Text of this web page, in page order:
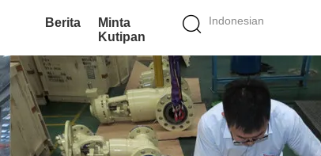
Indonesian
Berita
Minta
Kutipan